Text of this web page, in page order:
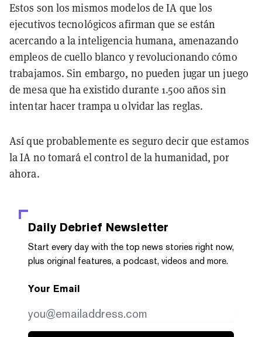
Estos son los mismos modelos de IA que los
ejecutivos tecnológicos afirman que se están
acercando a la inteligencia humana, amenazando
empleos de cuello blanco y revolucionando cómo
trabajamos. Sin embargo, no pueden jugar un juego
de mesa que ha existido durante 1.500 años sin
intentar hacer trampa u olvidar las reglas.
Así que probablemente es seguro decir que estamos
la IA no tomará el control de la humanidad, por
ahora.
Daily Debrief Newsletter
Start every day with the top news stories right now,
plus original features, a podcast, videos and more.
Your Email